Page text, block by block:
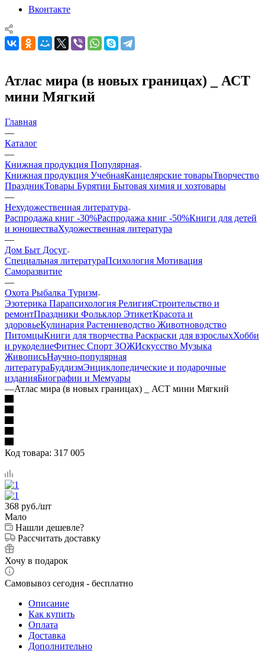
Вконтакте
Атлас мира (в новых границах) _ АСТ
мини Мягкий
Главная
—
Каталог
—
Книжная продукция Популярная
Книжная продукция УчебнаяКанцелярские товарыТворчество
ПраздникТовары Бурятии Бытовая химия и хозтовары
—
Нехудожественная литература
Распродажа книг -30%Распродажа книг -50%Книги для детей
и юношестваХудожественная литература
—
Дом Быт Досуг
Специальная литератураПсихология Мотивация
Саморазвитие
—
Охота Рыбалка Туризм
Эзотерика Парапсихология РелигияСтроительство и
ремонтПраздники Фольклор ЭтикетКрасота и
здоровьеКулинария Растениеводство Животноводство
ПитомцыКниги для творчества Раскраски для взрослыхХобби
и рукоделиеФитнес Спорт ЗОЖИскусство Музыка
ЖивописьНаучно-популярная
литератураБуддизмЭнциклопедические и подарочные
изданияБиографии и Мемуары
—Атлас мира (в новых границах) _ АСТ мини Мягкий
Код товара: 317 005
368 руб./шт
Мало
Нашли дешевле?
Рассчитать доставку
Хочу в подарок
Самовывоз сегодня - бесплатно
Описание
Как купить
Оплата
Доставка
Дополнительно